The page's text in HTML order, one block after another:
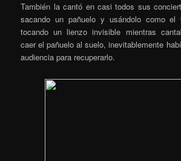
También la cantó en casi todos sus
sacando un pañuelo y usándolo como el
tocando un lienzo invisible mientras
caer el pañuelo al suelo, inevitablemente
audiencia para recuperarlo.